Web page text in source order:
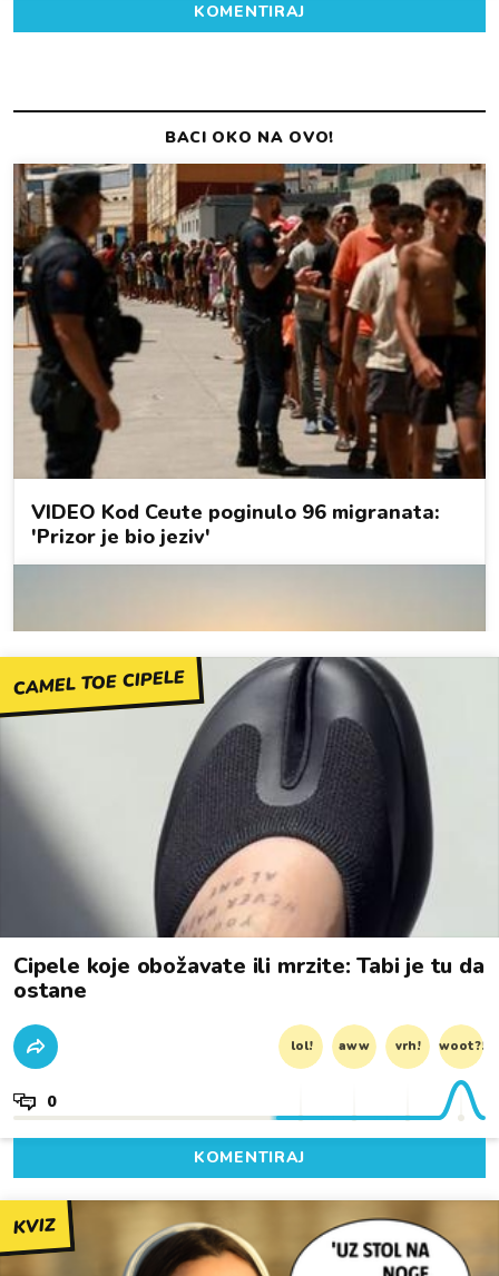
KOMENTIRAJ
CAMEL TOE CIPELE
Cipele koje obožavate ili mrzite: Tabi je tu da
ostane
lol! aww vrh! woot?!
0
KOMENTIRAJ
KVIZ